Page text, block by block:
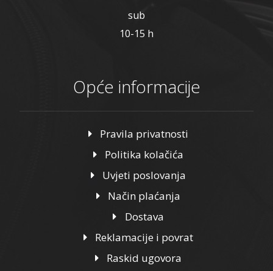
sub
10-15 h
Opće informacije
Pravila privatnosti
Politika kolačića
Uvjeti poslovanja
Način plaćanja
Dostava
Reklamacije i povrat
Raskid ugovora